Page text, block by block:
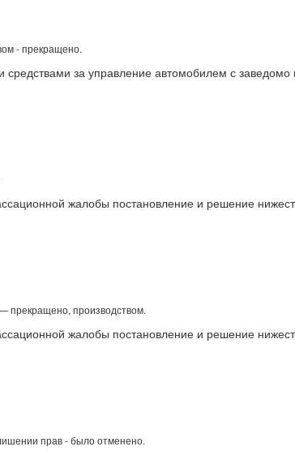
- прекращено.
за управление автомобилем с
жалобы постановление и решение
прекращено, производством.
жалобы постановление и решение
прав - было отменено.